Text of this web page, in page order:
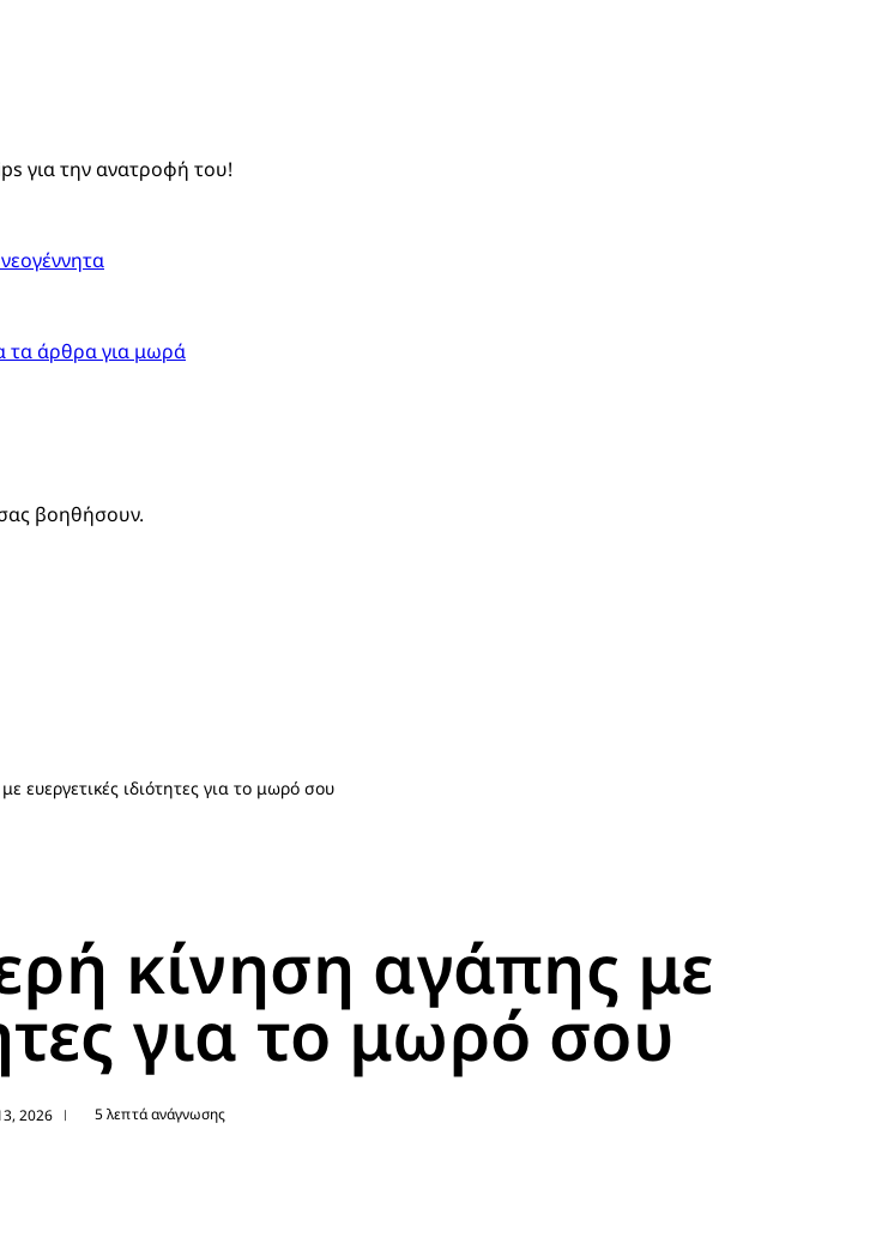
για την ανατροφή του!
τα άρθρα για μωρά
βοηθήσουν.
ευεργετικές ιδιότητες για το μωρό σου
κίνηση αγάπης με
για το μωρό σου
2026 | 5 λεπτά ανάγνωσης